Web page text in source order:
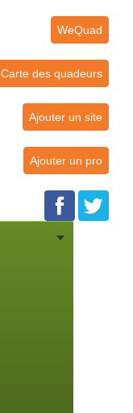
WeQuad
Carte des quadeurs
Ajouter un site
Ajouter un pro